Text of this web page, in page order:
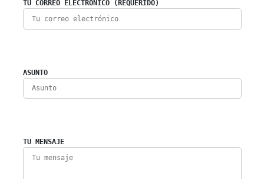
TU CORREO ELECTRÓNICO (REQUERIDO)
ASUNTO
TU MENSAJE